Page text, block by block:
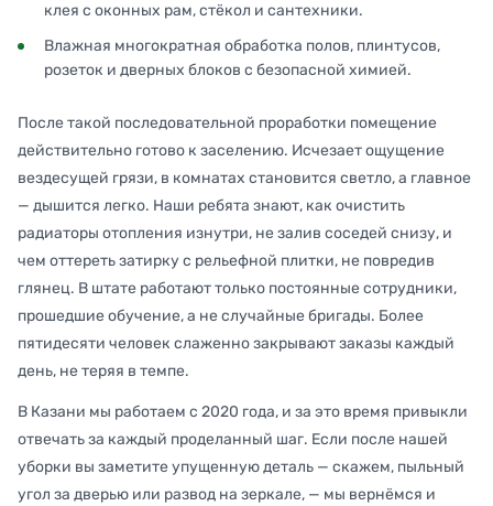
клея с оконных рам, стёкол и сантехники.
Влажная многократная обработка полов, плинтусов,
розеток и дверных блоков с безопасной химией.
После такой последовательной проработки помещение
действительно готово к заселению. Исчезает ощущение
вездесущей грязи, в комнатах становится светло, а главное
— дышится легко. Наши ребята знают, как очистить
радиаторы отопления изнутри, не залив соседей снизу, и
чем оттереть затирку с рельефной плитки, не повредив
глянец. В штате работают только постоянные сотрудники,
прошедшие обучение, а не случайные бригады. Более
пятидесяти человек слаженно закрывают заказы каждый
день, не теряя в темпе.
В Казани мы работаем с 2020 года, и за это время привыкли
отвечать за каждый проделанный шаг. Если после нашей
уборки вы заметите упущенную деталь — скажем, пыльный
угол за дверью или развод на зеркале, — мы вернёмся и